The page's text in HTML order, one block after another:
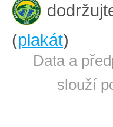
(plakát)
Data a
slouží